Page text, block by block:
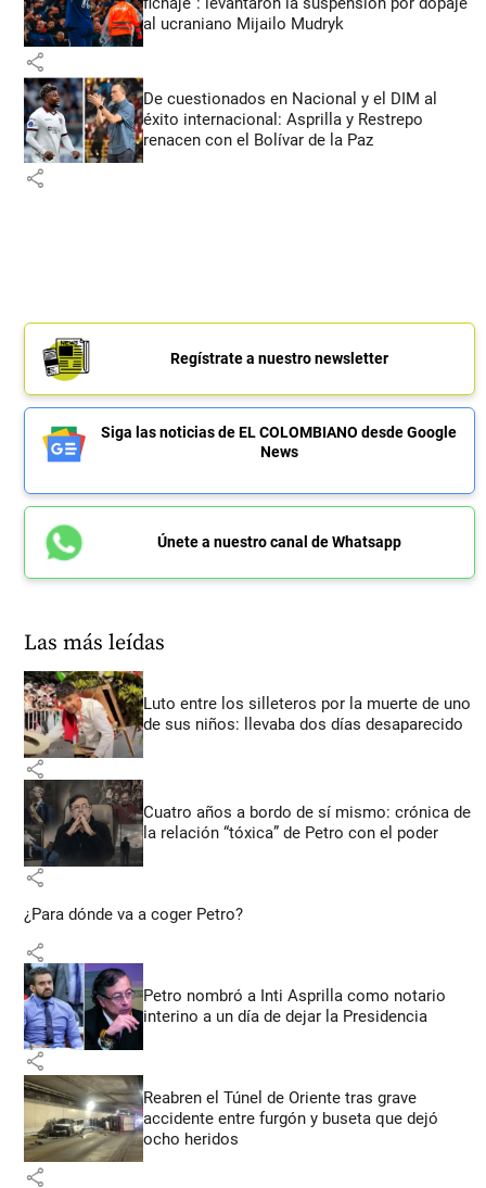
al ucraniano Mijailo Mudryk
share
De cuestionados en Nacional y el DIM al
éxito internacional: Asprilla y Restrepo
renacen con el Bolívar de la Paz
share
Regístrate a nuestro newsletter
Siga las noticias de EL COLOMBIANO desde Google
News
Únete a nuestro canal de Whatsapp
Las más leídas
Luto entre los silleteros por la muerte de uno
de sus niños: llevaba dos días desaparecido
share
Cuatro años a bordo de sí mismo: crónica de
la relación “tóxica” de Petro con el poder
share
¿Para dónde va a coger Petro?
share
Petro nombró a Inti Asprilla como notario
interino a un día de dejar la Presidencia
share
Reabren el Túnel de Oriente tras grave
accidente entre furgón y buseta que dejó
ocho heridos
share